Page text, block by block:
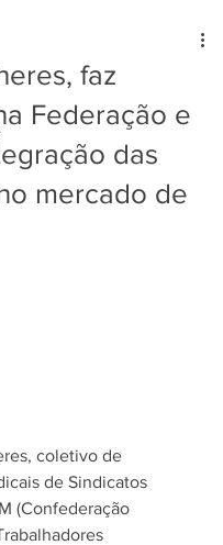
faz
Federação e
das
mercado de
coletivo de
de Sindicatos
(Confederação